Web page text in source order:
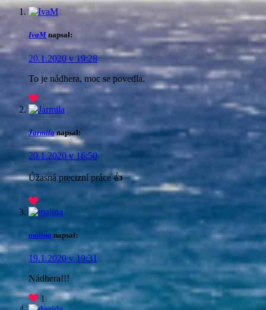
IvaM napsal:
20.1.2020 v 19:28
To je nádhera, moc se povedla.
Jarmila napsal:
20.1.2020 v 16:50
Úžasná precizní práce 👍
malina napsal:
19.1.2020 v 19:31
Nádhera!!!
1